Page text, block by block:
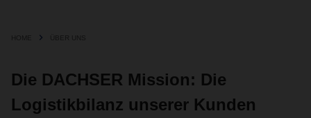
HOME ÜBER UNS
Die DACHSER Mission: Die
Logistikbilanz unserer Kunden